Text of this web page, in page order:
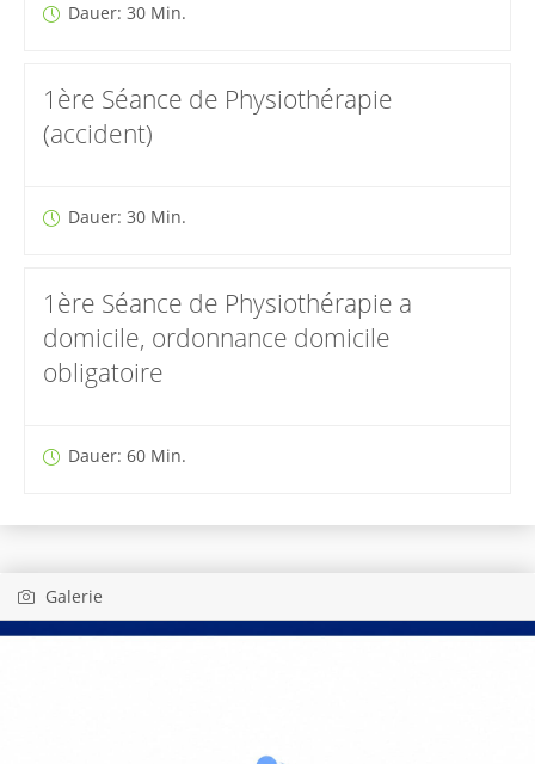
Dauer: 30 Min.
1ère Séance de Physiothérapie
(accident)
Dauer: 30 Min.
1ère Séance de Physiothérapie a
domicile, ordonnance domicile
obligatoire
Dauer: 60 Min.
Galerie